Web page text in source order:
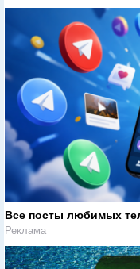
Все посты любимых
Реклама